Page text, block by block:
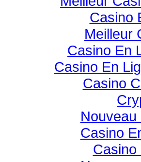
Casino
Meilleur
Casino En
Casino En
Casino
Casino
Casino